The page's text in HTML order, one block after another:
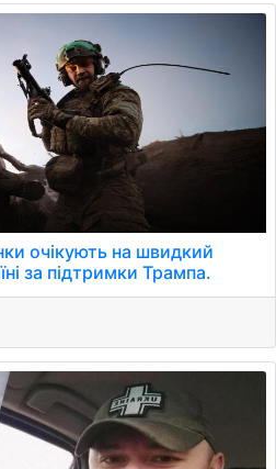
очікують на швидкий
за підтримки Трампа.